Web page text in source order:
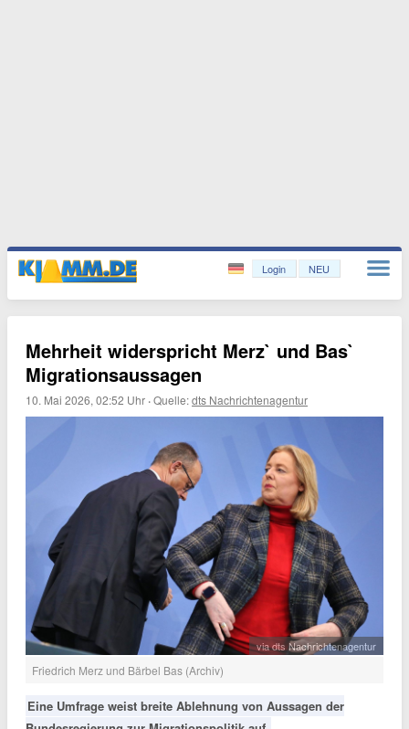
Login NEU
Mehrheit widerspricht Merz` und Bas`
Migrationsaussagen
10. Mai 2026, 02:52 Uhr ·Quelle:dts Nachrichtenagentur
via dts Nachrichtenagentur
Friedrich Merz und Bärbel Bas (Archiv)
Eine Umfrage weist breite Ablehnung von Aussagen der